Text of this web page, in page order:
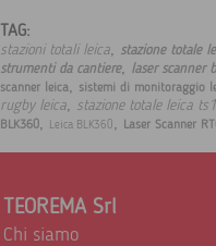
TAG:
stazioni totali leica, stazione totale
strumenti da cantiere, laser scanner
scanner leica, sistemi di monitoraggio
rugby leica, stazione totale leica
BLK360, Leica BLK360, Laser Scanner
TEOREMA Srl
Chi siamo